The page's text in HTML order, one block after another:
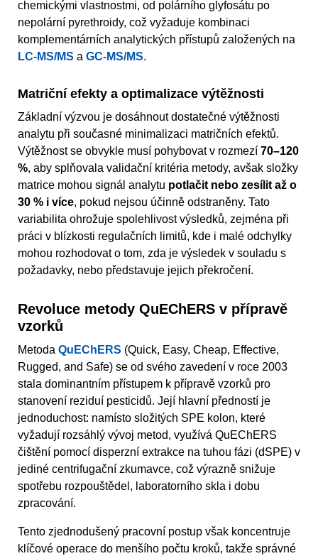
chemickými vlastnostmi, od polárního glyfosátu po
nepolární pyrethroidy, což vyžaduje kombinaci
komplementárních analytických přístupů založených na
LC-MS/MS a GC-MS/MS.
Matriční efekty a optimalizace výtěžnosti
Základní výzvou je dosáhnout dostatečné výtěžnosti
analytu při současné minimalizaci matričních efektů.
Výtěžnost se obvykle musí pohybovat v rozmezí 70–120
%, aby splňovala validační kritéria metody, avšak složky
matrice mohou signál analytu potlačit nebo zesílit až o
30 % i více, pokud nejsou účinně odstraněny. Tato
variabilita ohrožuje spolehlivost výsledků, zejména při
práci v blízkosti regulačních limitů, kde i malé odchylky
mohou rozhodovat o tom, zda je výsledek v souladu s
požadavky, nebo představuje jejich překročení.
Revoluce metody QuEChERS v přípravě
vzorků
Metoda QuEChERS (Quick, Easy, Cheap, Effective,
Rugged, and Safe) se od svého zavedení v roce 2003
stala dominantním přístupem k přípravě vzorků pro
stanovení reziduí pesticidů. Její hlavní předností je
jednoduchost: namísto složitých SPE kolon, které
vyžadují rozsáhlý vývoj metod, využívá QuEChERS
čištění pomocí disperzní extrakce na tuhou fázi (dSPE) v
jediné centrifugační zkumavce, což výrazně snižuje
spotřebu rozpouštědel, laboratorního skla i dobu
zpracování.
Tento zjednodušený pracovní postup však koncentruje
klíčové operace do menšího počtu kroků, takže správné